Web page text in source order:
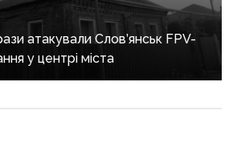
атакували Слов’янськ FPV-
у центрі міста